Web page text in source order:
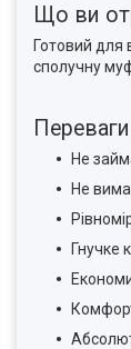
Що ви
Готовий для
сполучну
Переваги
Не
Не
Гнучке